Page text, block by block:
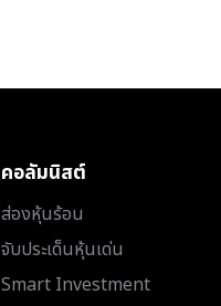
คอลัมนิสต์
ส่องหุ้นร้อน
จับประเด็นหุ้นเด่น
Smart Investment